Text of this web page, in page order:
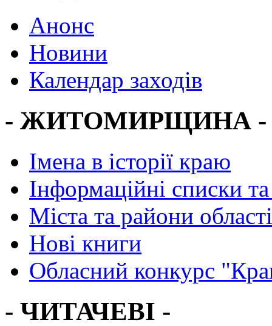
Анонс
Новини
Календар заходів
- ЖИТОМИРЩИНА -
Імена в історії краю
Інформаційні списки
Міста та райони області
Нові книги
Обласний конкурс
- ЧИТАЧЕВІ -